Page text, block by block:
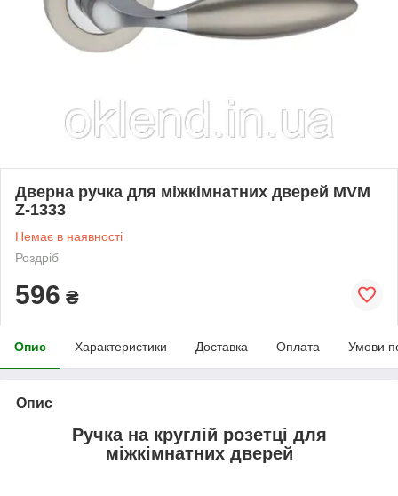
Дверна ручка для міжкімнатних дверей MVM
Z-1333
Немає в наявності
Роздріб
596 ₴
Опис Характеристики Доставка Оплата Умови
Опис
Ручка на круглій розетці для
міжкімнатних дверей